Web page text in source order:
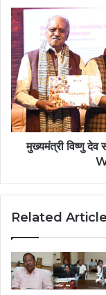
अधिकारियों
के
काम-
काज
में
दिखना
चाहिए
–
मुख्यमंत्री
मुख्यमंत्री
विष्णु
देव
साय
ने
किया
‘ADHYAY
–
The
Women
मुख्यमंत्री विष्णु
Related